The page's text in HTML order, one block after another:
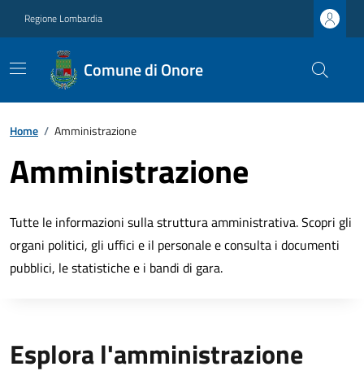
Regione Lombardia
Comune di Onore
Home / Amministrazione
Amministrazione
Tutte le informazioni sulla struttura amministrativa. Scopri gli
organi politici, gli uffici e il personale e consulta i documenti
pubblici, le statistiche e i bandi di gara.
Esplora l'amministrazione